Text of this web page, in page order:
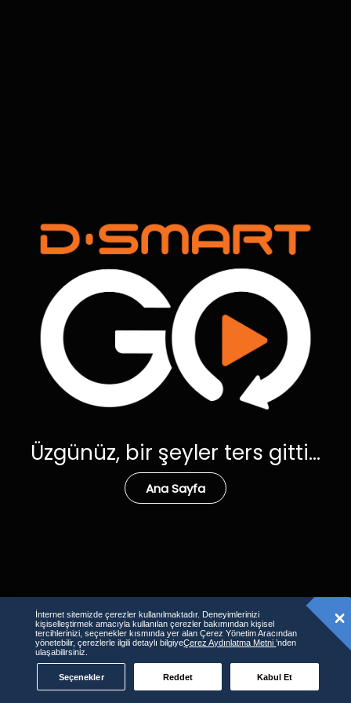
Üzgünüz, bir şeyler ters gitti...
Ana Sayfa
İnternet sitemizde çerezler kullanılmaktadır. Deneyimlerinizi
kişiselleştirmek amacıyla kullanılan çerezler bakımından kişisel
tercihlerinizi, seçenekler kısmında yer alan Çerez Yönetim Aracından
yönetebilir, çerezlerle ilgili detaylı bilgiyeÇerez Aydınlatma Metni’nden
ulaşabilirsiniz.
Seçenekler Reddet Kabul Et